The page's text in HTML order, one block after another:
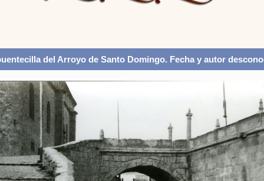
del Arroyo de Santo Domingo. Fecha y autor